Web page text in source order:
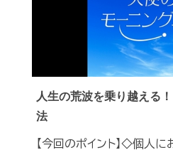
人生の荒波を乗り越える
法
【今回のポイント】◇個人